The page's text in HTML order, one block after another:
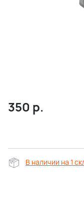
350 р.
В наличии на 1